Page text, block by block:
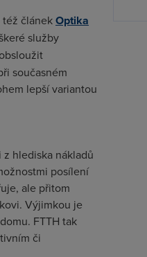
též článekOptika
služby
současném
lepší variantou
hlediska nákladů
posílení
ale přitom
Výjimkou je
FTTH tak
či